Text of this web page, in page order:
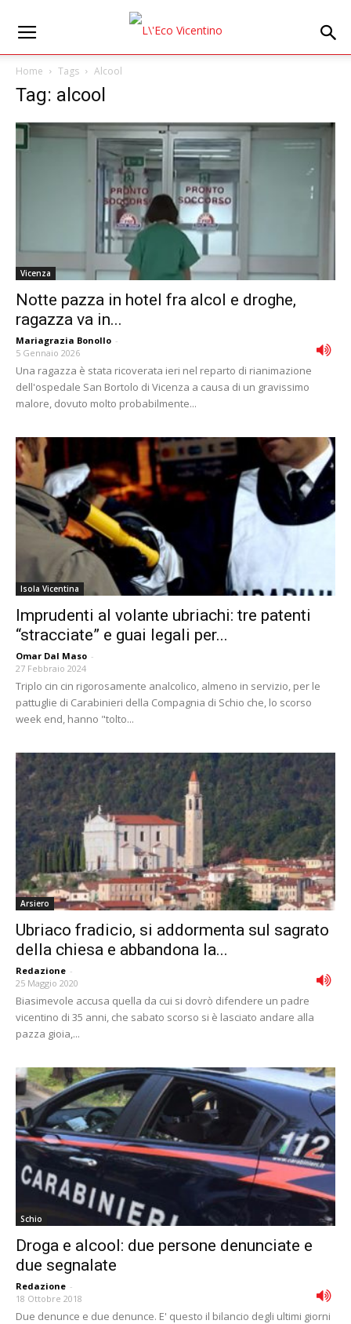
Home Tags Alcool
Tag: alcool
Vicenza
Notte pazza in hotel fra alcol e droghe,
ragazza va in...
Mariagrazia Bonollo -
5 Gennaio 2026
Una ragazza è stata ricoverata ieri nel reparto di rianimazione
dell'ospedale San Bortolo di Vicenza a causa di un gravissimo
malore, dovuto molto probabilmente...
Isola Vicentina
Imprudenti al volante ubriachi: tre patenti
“stracciate” e guai legali per...
Omar Dal Maso -
27 Febbraio 2024
Triplo cin cin rigorosamente analcolico, almeno in servizio, per le
pattuglie di Carabinieri della Compagnia di Schio che, lo scorso
week end, hanno "tolto...
Arsiero
Ubriaco fradicio, si addormenta sul sagrato
della chiesa e abbandona la...
Redazione -
25 Maggio 2020
Biasimevole accusa quella da cui si dovrò difendere un padre
vicentino di 35 anni, che sabato scorso si è lasciato andare alla
pazza gioia,...
Schio
Droga e alcool: due persone denunciate e
due segnalate
Redazione -
18 Ottobre 2018
Due denunce e due denunce. E' questo il bilancio degli ultimi giorni